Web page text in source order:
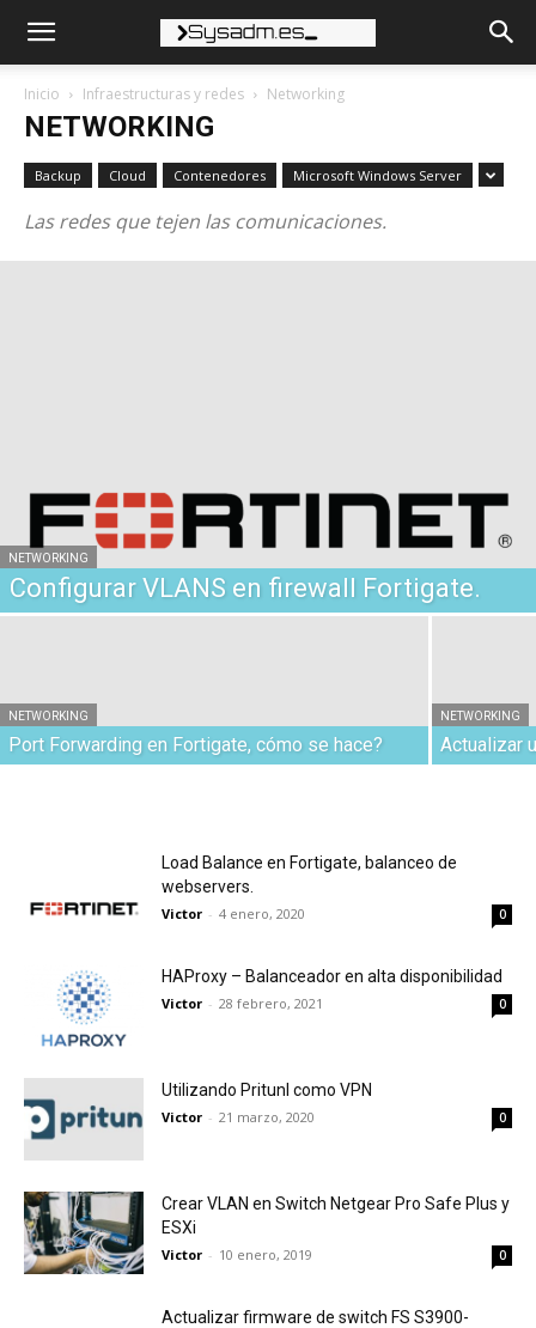
Inicio Infraestructuras y redes Networking
NETWORKING
Backup Cloud Contenedores Microsoft Windows Server
Las redes que tejen las comunicaciones.
NETWORKING
Configurar VLANS en firewall Fortigate.
NETWORKING
Port Forwarding en Fortigate, cómo se hace?
NETWORKING
Actualizar
Load Balance en Fortigate, balanceo de
webservers.
Victor - 4 enero, 2020 0
HAProxy – Balanceador en alta disponibilidad
Victor - 28 febrero, 2021 0
Utilizando Pritunl como VPN
Victor - 21 marzo, 2020 0
Crear VLAN en Switch Netgear Pro Safe Plus y
ESXi
Victor - 10 enero, 2019 0
Actualizar firmware de switch FS S3900-